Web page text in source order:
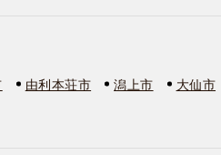
由利本荘市 潟上市 大仙市